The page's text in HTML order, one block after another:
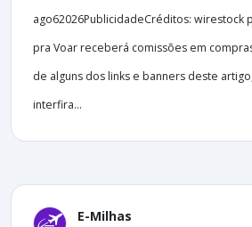
ago62026PublicidadeCréditos: wirestock
pra Voar receberá comissões em
de alguns dos links e banners deste
interfira...
E-Milhas